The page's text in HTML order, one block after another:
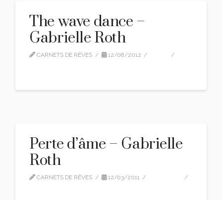
The wave dance –
Gabrielle Roth
CARNETS DE RÊVES 12/08/2012
Perte d’âme – Gabrielle
Roth
CARNETS DE RÊVES 12/03/2011